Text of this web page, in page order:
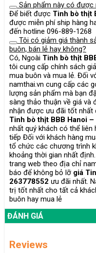
Sản phẩm này có được
Để biết được Tinh bò thịt
được miễn phí ship hàng
đến hotline 096-889-1268
Tôi có giảm giá thành
buôn, bán lẻ hay không?
Có, Ngoài Tinh bò thịt
tôi cung cấp chính sách
mua buôn và mua lẻ. Đối
namthai.vn cung cấp các
lượng sản phẩm mà bạn
sàng thảo thuận về giá và
nhận được ưu đãi tốt nhất
Tinh bò thịt BBB Hanoi
nhất quý khách có thể
tiếp Đối với khách hàng
tổ chức các chương trình
khoảng thời gian nhất
trang web theo địa chỉ
báo để không bỏ lỡ giá
263778552 ưu đãi nhất.
trị tốt nhất cho tất cả
buôn hay mua lẻ
ĐÁNH GIÁ
Reviews